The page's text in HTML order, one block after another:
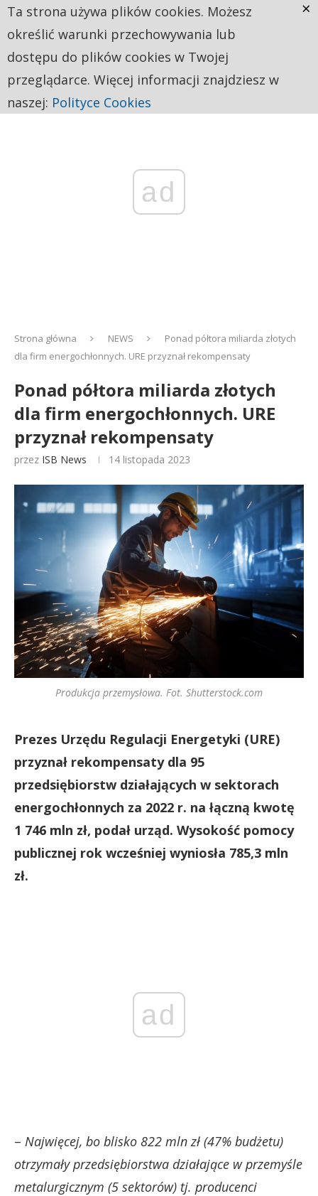
ad
Strona główna NEWS
Ponad półtora miliarda złotych
dla firm energochłonnych. URE przyznał rekompensaty
Ponad półtora miliarda złotych
dla firm energochłonnych. URE
przyznał rekompensaty
przez ISB News 14 listopada 2023
Produkcja przemysłowa. Fot. Shutterstock.com
Prezes Urzędu Regulacji Energetyki (URE)
przyznał rekompensaty dla 95
przedsiębiorstw działających w sektorach
energochłonnych za 2022 r. na łączną kwotę
1 746 mln zł, podał urząd. Wysokość pomocy
publicznej rok wcześniej wyniosła 785,3 mln
zł.
ad
– Najwięcej, bo blisko 822 mln zł (47% budżetu)
otrzymały przedsiębiorstwa działające w przemyśle
metalurgicznym (5 sektorów) tj. producenci
Ta strona używa plików cookies. Możesz
określić warunki przechowywania lub
dostępu do plików cookies w Twojej
przeglądarce. Więcej informacji znajdziesz w
naszej: Polityce Cookies
×